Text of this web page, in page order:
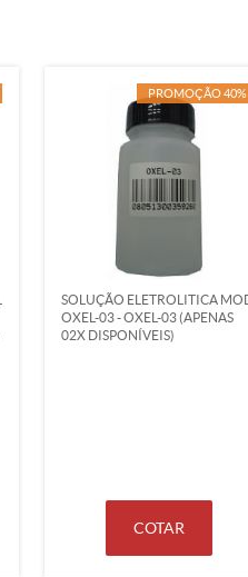
PROMOÇÃO 40%
SOLUÇÃO ELETROLITICA
OXEL-03 - OXEL-03 (APENAS
02X DISPONÍVEIS)
COTAR